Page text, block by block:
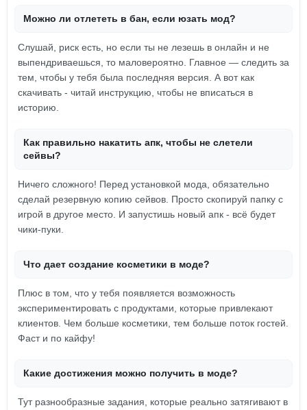
Можно ли отлететь в бан, если юзать мод?
Слушай, риск есть, но если ты не лезешь в онлайн и не
выпендриваешься, то маловероятно. Главное — следить за
тем, чтобы у тебя была последняя версия. А вот как
скачивать - читай инструкцию, чтобы не вписаться в
историю.
Как правильно накатить апк, чтобы не слетели
сейвы?
Ничего сложного! Перед установкой мода, обязательно
сделай резервную копию сейвов. Просто скопируй папку с
игрой в другое место. И запустишь новый апк - всё будет
чики-пуки.
Что дает создание косметики в моде?
Плюс в том, что у тебя появляется возможность
экспериментировать с продуктами, которые привлекают
клиентов. Чем больше косметики, тем больше поток гостей.
Фаст и по кайфу!
Какие достижения можно получить в моде?
Тут разнообразные задания, которые реально затягивают в